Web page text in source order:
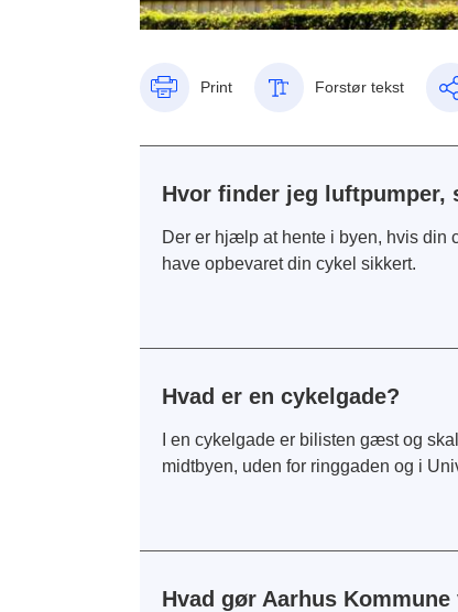
Print Forstør tekst
Hvor finder jeg luftpumper,
Der er hjælp at hente i byen, hvis din
have opbevaret din cykel sikkert.
Hvad er en cykelgade?
I en cykelgade er bilisten gæst og
midtbyen, uden for ringgaden og i
Hvad gør Aarhus